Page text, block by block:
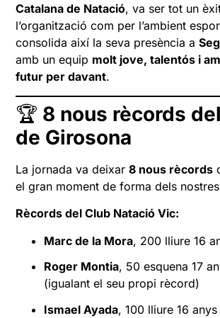
Catalana de Natació, va ser tot un
l’organització com per l’ambient
consolida així la seva presència a
amb un equip molt jove, talentós i
futur per davant.
🏆 8 nous rècords
de Girosona
La jornada va deixar8 nous rècords
el gran moment de forma dels
Rècords del Club Natació Vic:
Marc de la Mora, 200 lliure 16
Roger Montia, 50 esquena 17
(igualant el seu propi rècord)
Ismael Ayada, 100 lliure 16